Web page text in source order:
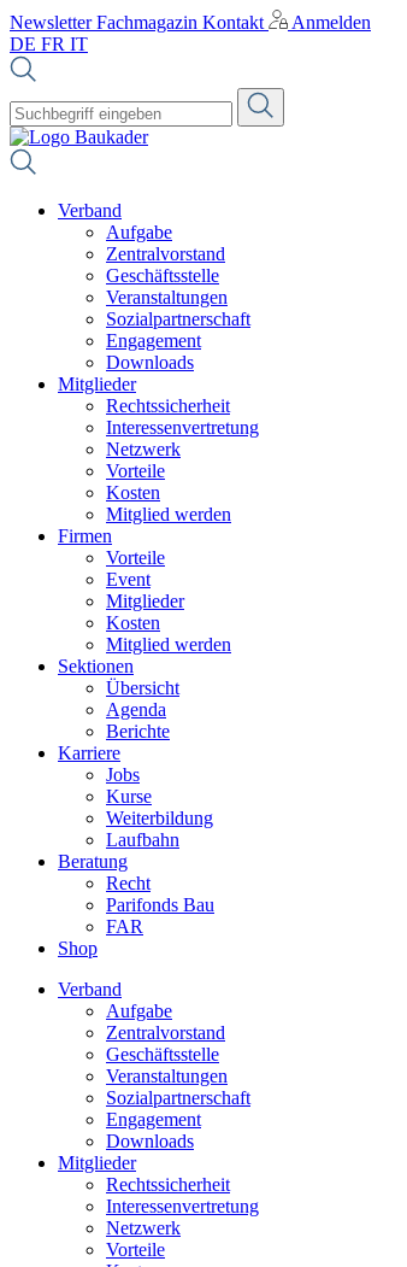
NewsletterFachmagazin Kontakt
Anmelden
DE FR IT
Verband
Aufgabe
Zentralvorstand
Geschäftsstelle
Veranstaltungen
Sozialpartnerschaft
Engagement
Downloads
Mitglieder
Rechtssicherheit
Interessenvertretung
Netzwerk
Vorteile
Kosten
Mitglied werden
Firmen
Vorteile
Event
Mitglieder
Kosten
Mitglied werden
Sektionen
Übersicht
Agenda
Berichte
Karriere
Jobs
Kurse
Weiterbildung
Laufbahn
Beratung
Recht
Parifonds Bau
FAR
Shop
Verband
Aufgabe
Zentralvorstand
Geschäftsstelle
Veranstaltungen
Sozialpartnerschaft
Engagement
Downloads
Mitglieder
Rechtssicherheit
Interessenvertretung
Netzwerk
Vorteile